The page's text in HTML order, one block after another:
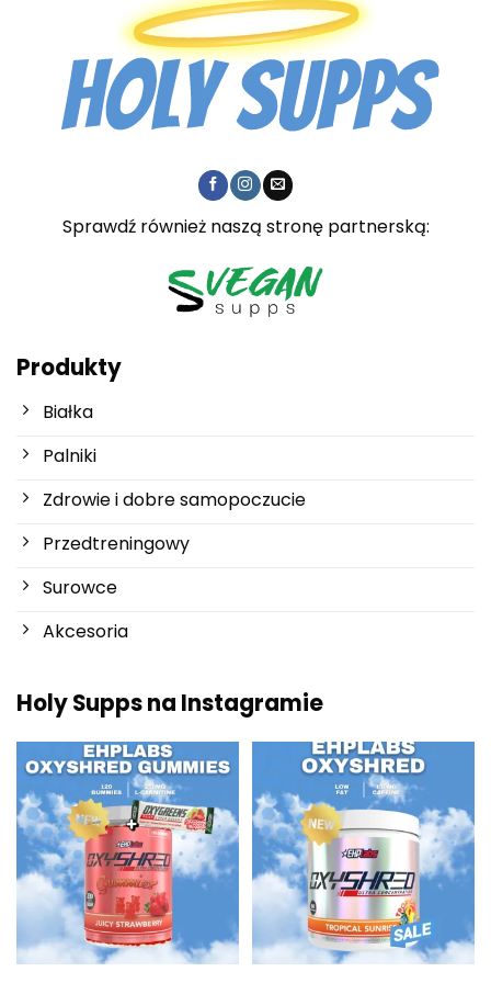
Sprawdź również naszą stronę partnerską:
Produkty
Białka
Palniki
Zdrowie i dobre samopoczucie
Przedtreningowy
Surowce
Akcesoria
Holy Supps na Instagramie
Nowości w Holy Supps 🍬⚡
OxyShred Gummies od...
3 0
Niska zawartość tłuszczu i 150
mg kofeiny w...
0 2